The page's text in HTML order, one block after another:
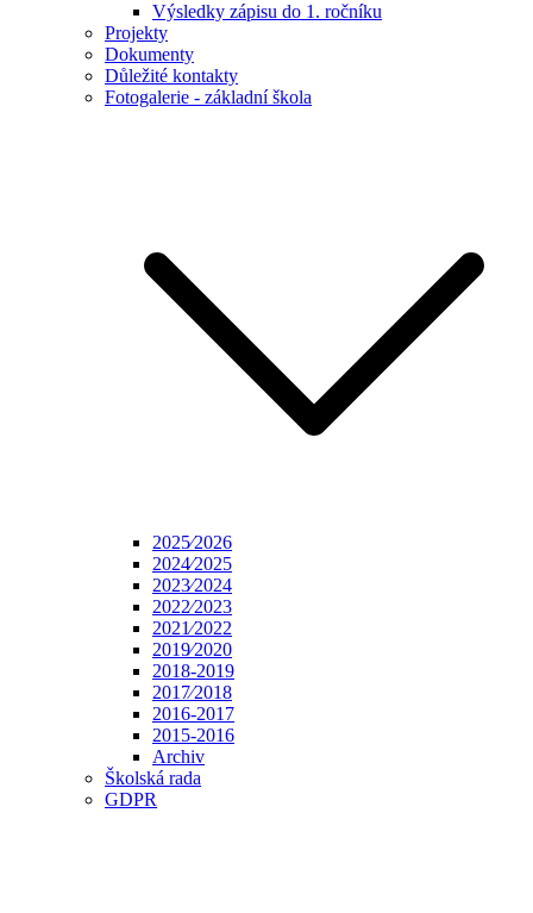
Výsledky zápisu do 1. ročníku
Projekty
Dokumenty
Důležité kontakty
Fotogalerie - základní škola
2025⁄2026
2024⁄2025
2023⁄2024
2022⁄2023
2021⁄2022
2019⁄2020
2018-2019
2017⁄2018
2016-2017
2015-2016
Archiv
Školská rada
GDPR